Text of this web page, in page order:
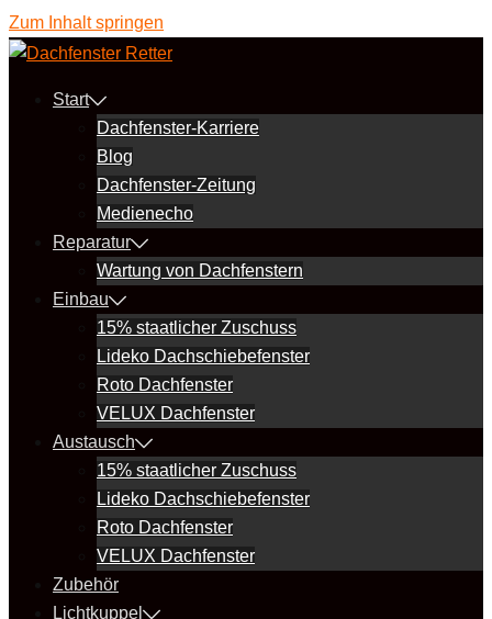
Zum Inhalt springen
Start
Dachfenster-Karriere
Blog
Dachfenster-Zeitung
Medienecho
Reparatur
Wartung von Dachfenstern
Einbau
15% staatlicher Zuschuss
Lideko Dachschiebefenster
Roto Dachfenster
VELUX Dachfenster
Austausch
15% staatlicher Zuschuss
Lideko Dachschiebefenster
Roto Dachfenster
VELUX Dachfenster
Zubehör
Lichtkuppel